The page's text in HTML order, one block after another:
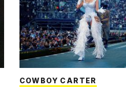
COWBOY CARTER